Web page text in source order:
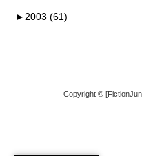
► 2003 (61)
Copyright ©